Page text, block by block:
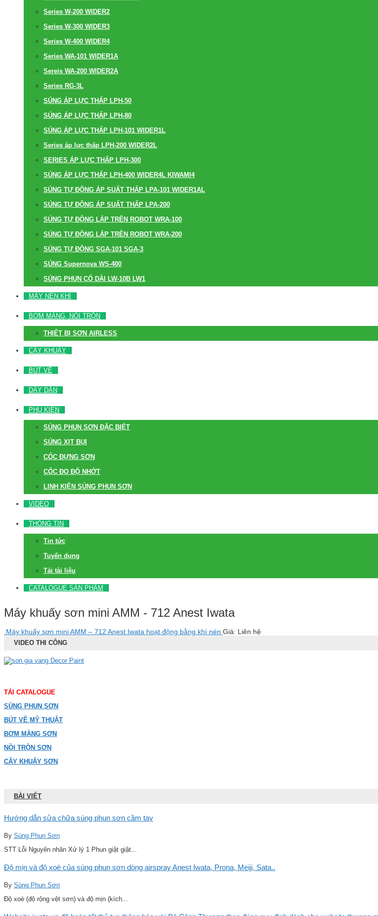
Series W-200 WIDER2
Series W-300 WIDER3
Series W-400 WIDER4
Series WA-101 WIDER1A
Sereis WA-200 WIDER2A
Series RG-3L
SÚNG ÁP LỰC THẤP LPH-50
SÚNG ÁP LỰC THẤP LPH-80
SÚNG ÁP LỰC THẤP LPH-101 WIDER1L
Series áp lực thấp LPH-200 WIDER2L
SERIES ÁP LỰC THẤP LPH-300
SÚNG ÁP LỰC THẤP LPH-400 WIDER4L KIWAMI4
SÚNG TỰ ĐỘNG ÁP SUẤT THẤP LPA-101 WIDER1AL
SÚNG TỰ ĐỘNG ÁP SUẤT THẤP LPA-200
SÚNG TỰ ĐỘNG LẮP TRÊN ROBOT WRA-100
SÚNG TỰ ĐỘNG LẮP TRÊN ROBOT WRA-200
SÚNG TỰ ĐỘNG SGA-101 SGA-3
SÚNG Supernova WS-400
SÚNG PHUN CỔ DÀI LW-10B LW1
MÁY NÉN KHÍ
BƠM MÀNG, NỒI TRỘN
THIẾT BỊ SƠN AIRLESS
CÂY KHUẤY
BÚT VẼ
DÂY DẪN
PHỤ KIỆN
SÚNG PHUN SƠN ĐẶC BIỆT
SÚNG XỊT BỤI
CỐC ĐỰNG SƠN
CỐC ĐO ĐỘ NHỚT
LINH KIỆN SÚNG PHUN SƠN
VIDEO
THÔNG TIN
Tin tức
Tuyển dụng
Tải tài liệu
CATALOGUE SẢN PHẨM
Máy khuấy sơn mini AMM - 712 Anest Iwata
Máy khuấy sơn mini AMM – 712 Anest Iwata hoạt động bằng khí nén Giá: Liên hệ
VIDEO THI CÔNG
TẢI CATALOGUE
SÚNG PHUN SƠN
BÚT VẼ MỸ THUẬT
BƠM MÀNG SƠN
NỒI TRỘN SƠN
CÂY KHUẤY SƠN
BÀI VIẾT
Hướng dẫn sửa chữa súng phun sơn cầm tay
By Súng Phun Sơn
STT Lỗi Nguyên nhân Xử lý 1 Phun giật giật...
Độ mịn và độ xoè của súng phun sơn dòng airspray Anest Iwata, Prona, Meiji, Sata..
By Súng Phun Sơn
Độ xoè (độ rộng vệt sơn) và độ mịn (kích...